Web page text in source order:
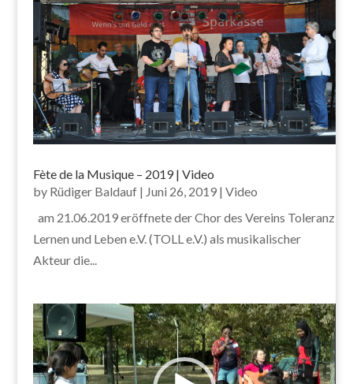
Fète de la Musique – 2019 | Video
by Rüdiger Baldauf | Juni 26, 2019 |Video
am 21.06.2019 eröffnete der Chor des Vereins Toleranz
Lernen und Leben e.V. (TOLL e.V.) als musikalischer
Akteur die...
Video-
Player